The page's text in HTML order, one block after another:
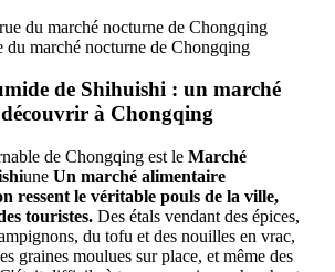
du marché nocturne de Chongqing
de Shihuishi : un marché
à Chongqing
de Chongqing est le Marché
une Un marché alimentaire
ressent le véritable pouls de la ville,
touristes. Des étals vendant des épices,
du tofu et des nouilles en vrac,
graines moulues sur place, et même des